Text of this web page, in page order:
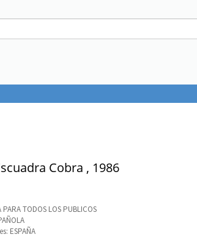
Cobra , 1986
TODOS LOS PUBLICOS
ESPAÑA